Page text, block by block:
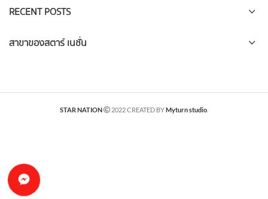
RECENT POSTS
สาขาของสตาร์ เนชั่น
STAR NATION 2022 CREATED BYMyturn studio